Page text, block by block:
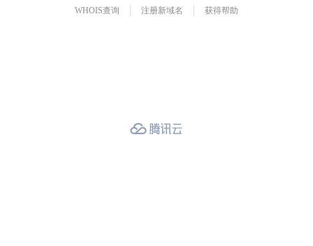
WHOIS查询 注册新域名 获得帮助